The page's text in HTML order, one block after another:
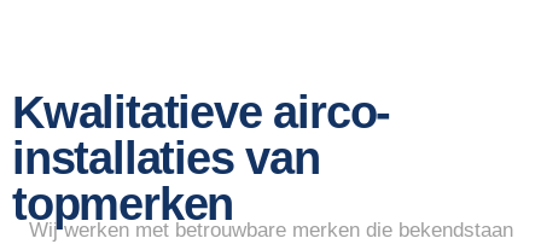
Kwalitatieve airco-
installaties van
topmerken
Wij werken met betrouwbare merken die bekendstaan